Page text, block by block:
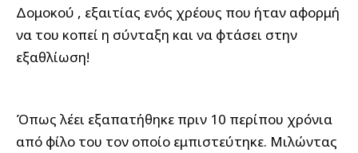
Δομοκού , εξαιτίας ενός χρέους που ήταν αφορμή
να του κοπεί η σύνταξη και να φτάσει στην
εξαθλίωση!
Όπως λέει εξαπατήθηκε πριν 10 περίπου χρόνια
από φίλο του τον οποίο εμπιστεύτηκε. Μιλώντας